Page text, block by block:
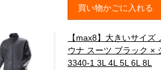
買い物かごに入れる
【max8】大きいサイズ
ウナ スーツ ブラック ×
3340-1 3L 4L 5L 6L 8L